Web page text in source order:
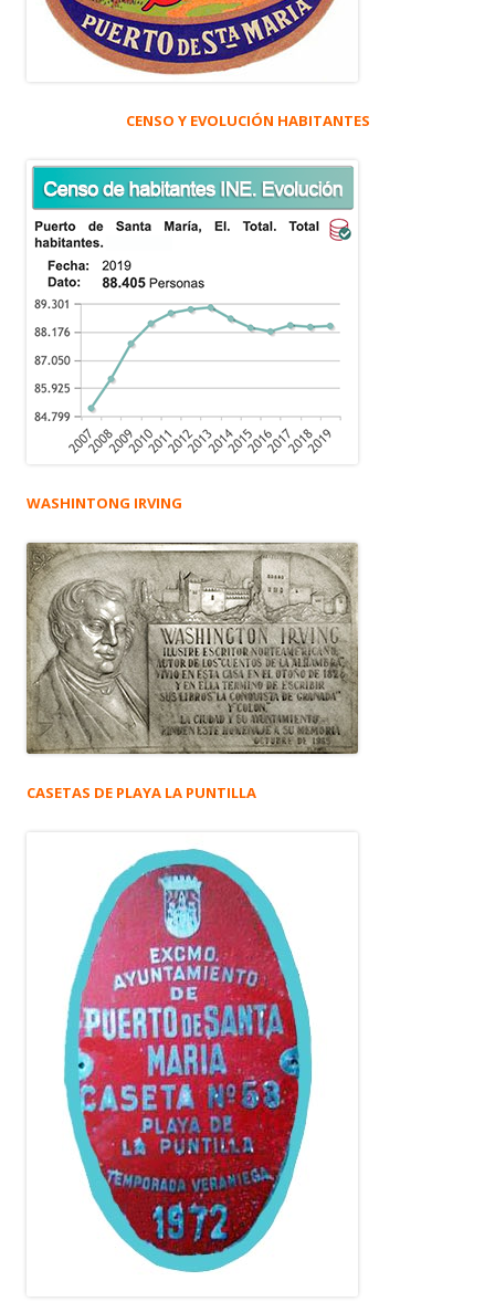
CENSO Y EVOLUCIÓN HABITANTES
WASHINTONG IRVING
CASETAS DE PLAYA LA PUNTILLA